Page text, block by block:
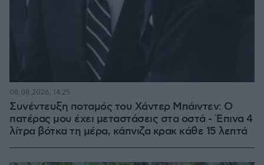
Συνέντευξη ποταμός του Χάντερ Μπάιντεν: Ο
πατέρας μου έχει μεταστάσεις στα οστά - Έπινα 4
λίτρα βότκα τη μέρα, κάπνιζα κρακ κάθε 15 λεπτά
08.08.2026, 14:25